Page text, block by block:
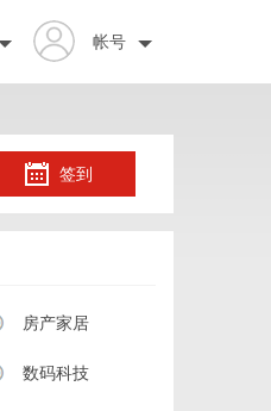
帐号
签到
房产家居
数码科技